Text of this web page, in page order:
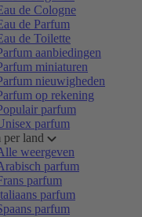
de Cologne
de Parfum
de Toilette
aanbiedingen
miniaturen
nieuwigheden
op rekening
parfum
parfum
per land
weergeven
parfum
parfum
parfum
parfum